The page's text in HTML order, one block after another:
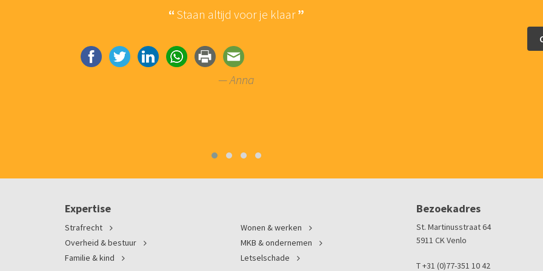
Staan altijd voor je klaar
— Anna
van Lina
Expertise
Strafrecht
Wonen & werken
Overheid & bestuur
MKB & ondernemen
Familie & kind
Letselschade
Bezoekadres
St. Martinusstraat 64
5911 CK Venlo
T +31 (0)77-351 10 42